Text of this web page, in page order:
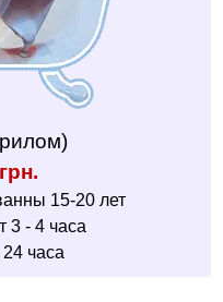
15-20 лет
3 - 4 часа
часа